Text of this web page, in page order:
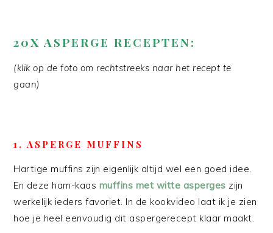
20X ASPERGE RECEPTEN:
(klik op de foto om rechtstreeks naar het recept te
gaan)
1. ASPERGE MUFFINS
Hartige muffins zijn eigenlijk altijd wel een goed idee.
En deze ham-kaas muffins met witte asperges zijn
werkelijk ieders favoriet. In de kookvideo laat ik je zien
hoe je heel eenvoudig dit aspergerecept klaar maakt.